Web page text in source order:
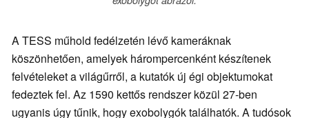
A TESS műhold fedélzetén lévő kameráknak
köszönhetően, amelyek hárompercenként készítenek
felvételeket a világűrről, a kutatók új égi objektumokat
fedeztek fel. Az 1590 kettős rendszer közül 27-ben
ugyanis úgy tűnik, hogy exobolygók találhatók. A tudósok